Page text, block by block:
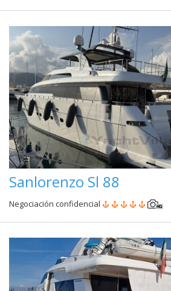
Sanlorenzo Sl 88
Negociación confidencial